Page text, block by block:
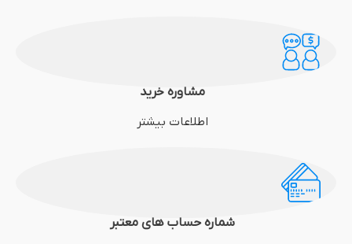
مشاوره خرید
اطلاعات بیشتر
شماره حساب های معتبر